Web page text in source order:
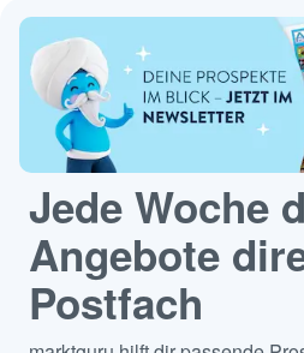
Jede Woche
Angebote
Postfach